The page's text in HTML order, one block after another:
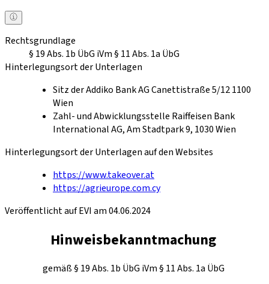
Rechtsgrundlage
§ 19 Abs. 1b ÜbG iVm § 11 Abs. 1a ÜbG
Hinterlegungsort der Unterlagen
Sitz der Addiko Bank AG Canettistraße 5/12 1100
Wien
Zahl- und Abwicklungsstelle Raiffeisen Bank
International AG, Am Stadtpark 9, 1030 Wien
Hinterlegungsort der Unterlagen auf den Websites
https://www.takeover.at
https://agrieurope.com.cy
Veröffentlicht auf EVI am 04.06.2024
Hinweisbekanntmachung
gemäß § 19 Abs. 1b ÜbG iVm § 11 Abs. 1a ÜbG